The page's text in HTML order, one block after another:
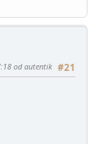
#21
od autentik